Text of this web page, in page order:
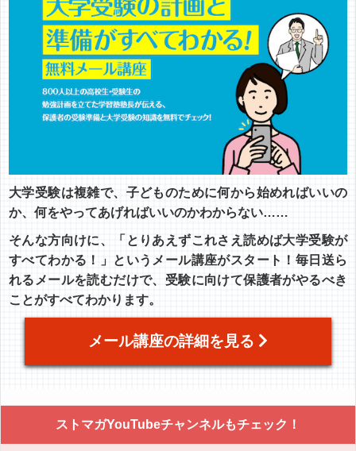
大学受験は複雑で、子どものために何から始めればいいの
か、何をやってあげればいいのかわからない……
そんな方向けに、「とりあえずこれさえ読めば大学受験が
すべてわかる！」というメール講座がスタート！毎日送ら
れるメールを読むだけで、受験に向けて保護者がやるべき
ことがすべてわかります。
メール講座の詳細を見る
ストマガYouTubeチャンネルもチェック！